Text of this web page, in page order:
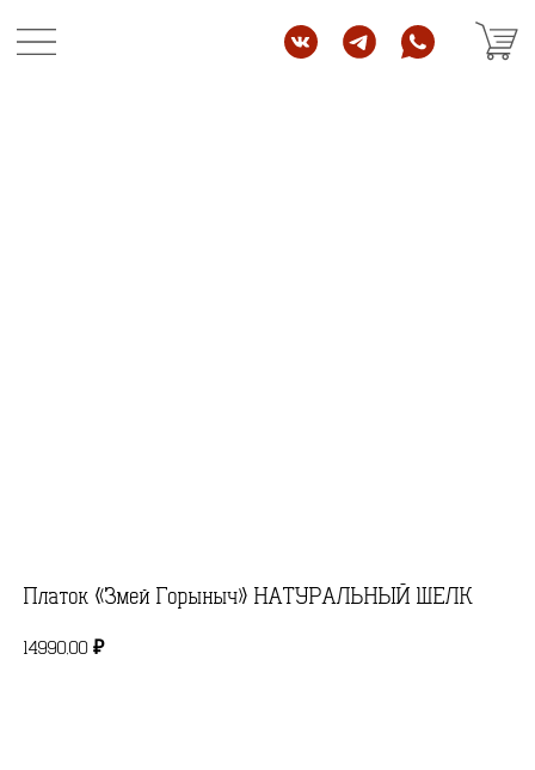
Платок «Змей Горыныч» НАТУРАЛЬНЫЙ ШЕЛК
14990,00 ₽